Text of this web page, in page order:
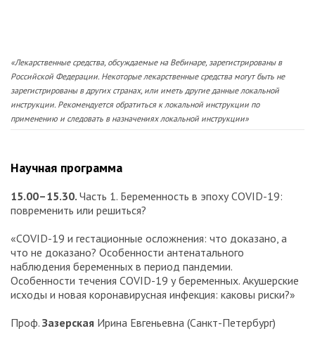
«Лекарственные средства, обсуждаемые на Вебинаре, зарегистрированы в
Российской Федерации. Некоторые лекарственные средства могут быть не
зарегистрированы в других странах, или иметь другие данные локальной
инструкции. Рекомендуется обратиться к локальной инструкции по
применению и следовать в назначениях локальной инструкции»
Научная программа
15.00–15.30. Часть 1. Беременность в эпоху COVID-19:
повременить или решиться?
«COVID-19 и гестационные осложнения: что доказано, а
что не доказано? Особенности антенатального
наблюдения беременных в период пандемии.
Особенности течения COVID-19 у беременных. Акушерские
исходы и новая коронавирусная инфекция: каковы риски?»
Проф. Зазерская Ирина Евгеньевна (Санкт-Петербург)